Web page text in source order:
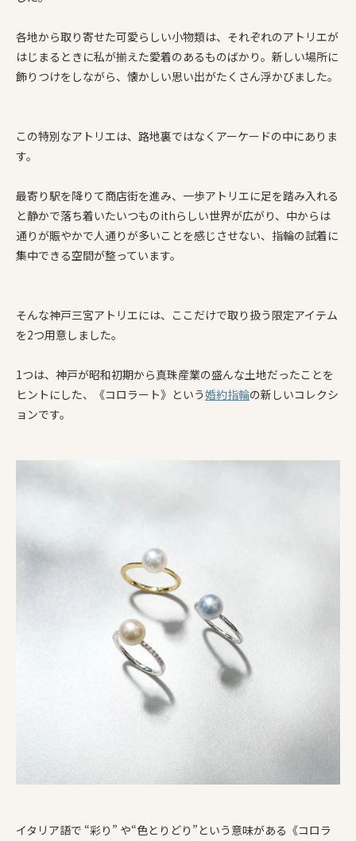
各地から取り寄せた可愛らしい小物類は、それぞれのアトリエが
はじまるときに私が揃えた愛着のあるものばかり。新しい場所に
飾りつけをしながら、懐かしい思い出がたくさん浮かびました。
この特別なアトリエは、路地裏ではなくアーケードの中にありま
す。
最寄り駅を降りて商店街を進み、一歩アトリエに足を踏み入れる
と静かで落ち着いたいつものithらしい世界が広がり、中からは
通りが賑やかで人通りが多いことを感じさせない、指輪の試着に
集中できる空間が整っています。
そんな神戸三宮アトリエには、ここだけで取り扱う限定アイテム
を2つ用意しました。
1つは、神戸が昭和初期から真珠産業の盛んな土地だったことを
ヒントにした、《コロラート》という婚約指輪の新しいコレクシ
ョンです。
イタリア語で “彩り” や“色とりどり”という意味がある《コロラ